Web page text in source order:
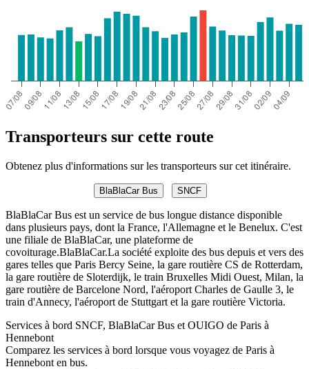
Transporteurs sur cette route
Obtenez plus d'informations sur les transporteurs sur cet itinéraire.
BlaBlaCar Bus SNCF
BlaBlaCar Bus est un service de bus longue distance disponible
dans plusieurs pays, dont la France, l'Allemagne et le Benelux. C'est
une filiale de BlaBlaCar, une plateforme de
covoiturage.BlaBlaCar.La société exploite des bus depuis et vers des
gares telles que Paris Bercy Seine, la gare routière CS de Rotterdam,
la gare routière de Sloterdijk, le train Bruxelles Midi Ouest, Milan, la
gare routière de Barcelone Nord, l'aéroport Charles de Gaulle 3, le
train d'Annecy, l'aéroport de Stuttgart et la gare routière Victoria.
Services à bord SNCF, BlaBlaCar Bus et OUIGO de Paris à
Hennebont
Comparez les services à bord lorsque vous voyagez de Paris à
Hennebont en bus.